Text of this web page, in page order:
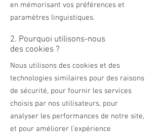
en mémorisant vos préférences et
paramètres linguistiques.
2. Pourquoi utilisons-nous
des cookies ?
Nous utilisons des cookies et des
technologies similaires pour des raisons
de sécurité, pour fournir les services
choisis par nos utilisateurs, pour
analyser les performances de notre site,
et pour améliorer l'expérience